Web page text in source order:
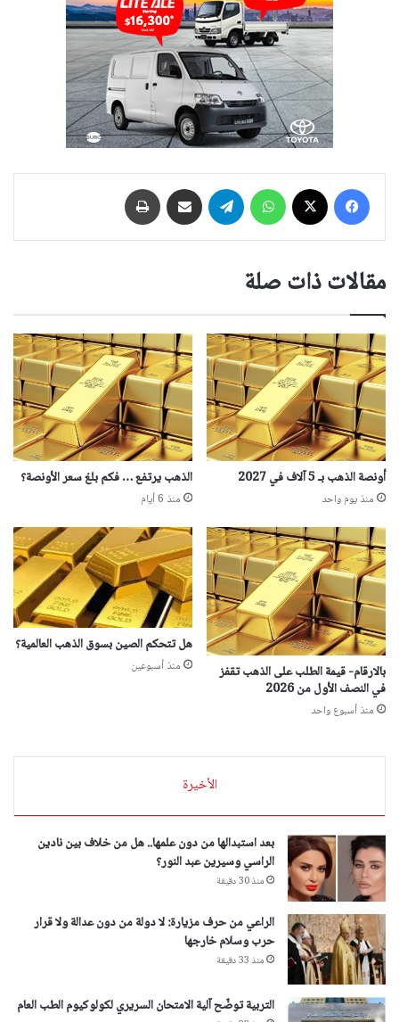
فيسبوك واتساب تيلقرام مشاركة عبر البريد
مقالات ذات صلة
أونصة الذهب بـ 5 آلاف في 2027
منذ يوم واحد
الذهب يرتفع … فكم بلغ سعر الأونصة؟
منذ 6 أيام
بالارقام- قيمة الطلب على الذهب تقفز
في النصف الأول من 2026
منذ أسبوع واحد
هل تتحكم الصين بسوق الذهب العالمية؟
منذ أسبوعين
الأخيرة
بعد استبدالها من دون علمها.. هل من خلاف بين نادين
الراسي وسيرين عبد النور؟
منذ 30 دقيقة
الراعي من حرف مزيارة: لا دولة من دون عدالة ولا قرار
حرب وسلام خارجها
منذ 33 دقيقة
التربية توضّح آلية الامتحان السريري لكولوكيوم الطب العام